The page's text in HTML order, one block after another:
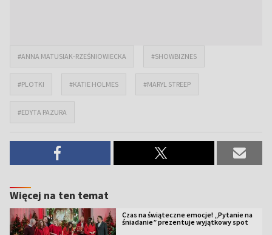
#ANNA MATUSIAK-RZEŚNIOWIECKA #SHOWBIZNES
#PLOTKI #KATIE HOLMES #MARYL STREEP
#EDYTA PAZURA
Więcej na ten temat
Czas na świąteczne emocje! „Pytanie na
śniadanie” prezentuje wyjątkowy spot